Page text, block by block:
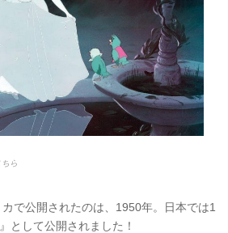
ら
カで公開されたのは、1950年。日本では1
として公開されました！